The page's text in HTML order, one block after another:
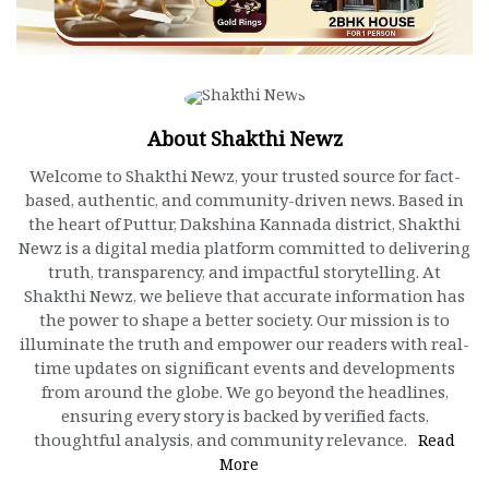
About Shakthi Newz
Welcome to Shakthi Newz, your trusted source for fact-
based, authentic, and community-driven news. Based in
the heart of Puttur, Dakshina Kannada district, Shakthi
Newz is a digital media platform committed to delivering
truth, transparency, and impactful storytelling. At
Shakthi Newz, we believe that accurate information has
the power to shape a better society. Our mission is to
illuminate the truth and empower our readers with real-
time updates on significant events and developments
from around the globe. We go beyond the headlines,
ensuring every story is backed by verified facts,
thoughtful analysis, and community relevance. Read
More